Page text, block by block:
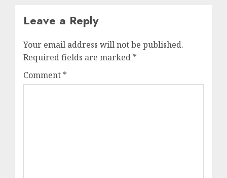
Leave a Reply
Your email address will not be published.
Required fields are marked *
Comment *